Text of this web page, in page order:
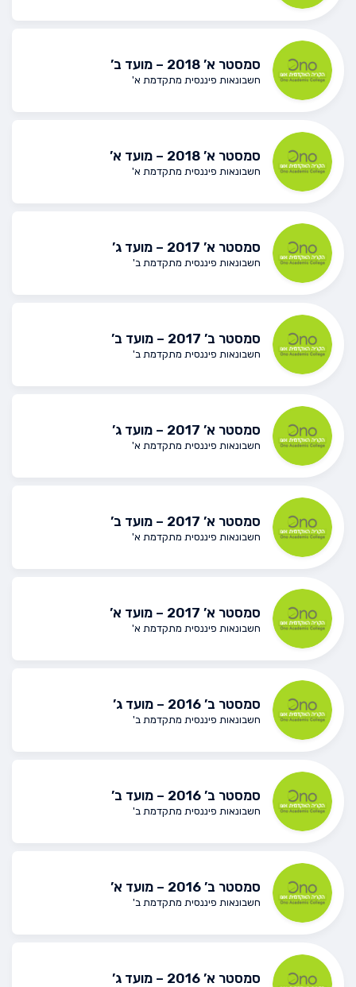
סמסטר א’ 2018 – מועד ב’
חשבונאות פיננסית מתקדמת א'
סמסטר א’ 2018 – מועד א’
חשבונאות פיננסית מתקדמת א'
סמסטר א’ 2017 – מועד ג’
חשבונאות פיננסית מתקדמת ב'
סמסטר ב’ 2017 – מועד ב’
חשבונאות פיננסית מתקדמת ב'
סמסטר א’ 2017 – מועד ג’
חשבונאות פיננסית מתקדמת א'
סמסטר א’ 2017 – מועד ב’
חשבונאות פיננסית מתקדמת א'
סמסטר א’ 2017 – מועד א’
חשבונאות פיננסית מתקדמת א'
סמסטר ב’ 2016 – מועד ג’
חשבונאות פיננסית מתקדמת ב'
סמסטר ב’ 2016 – מועד ב’
חשבונאות פיננסית מתקדמת ב'
סמסטר ב’ 2016 – מועד א’
חשבונאות פיננסית מתקדמת ב'
סמסטר א’ 2016 – מועד ג’